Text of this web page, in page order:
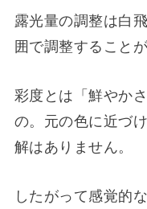
露光量の調整は白
囲で調整することが
彩度とは「鮮やか
の。元の色に近づ
解はありません。
したがって感覚的